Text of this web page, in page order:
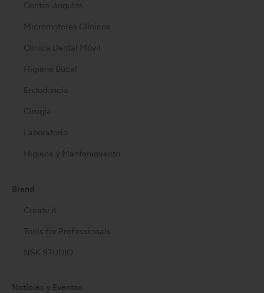
Contra-ángulos
Micromotores Clínicos
Clínica Dental Móvil
Higiene Bucal
Endodoncia
Cirugía
Laboratorio
Higiene y Mantenimiento
Brand
Create it
Tools for Professionals
NSK STUDIO
Noticias y Eventos